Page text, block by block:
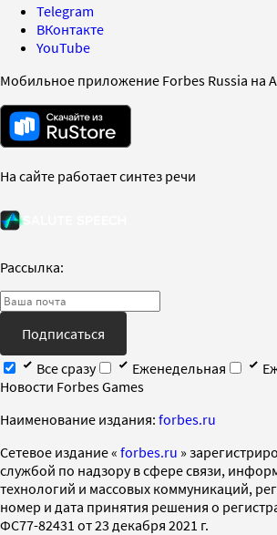
Telegram
ВКонтакте
YouTube
Мобильное приложение Forbes Russia на
На сайте работает синтез речи
Рассылка:
Подписаться
Все сразу
Еженедельная
Новости Forbes Games
Наименование издания: forbes.ru
Cетевое издание « forbes.ru »
службой по надзору в сфере связи,
технологий и массовых коммуникаций,
номер и дата принятия решения о
ФС77-82431 от 23 декабря 2021 г.